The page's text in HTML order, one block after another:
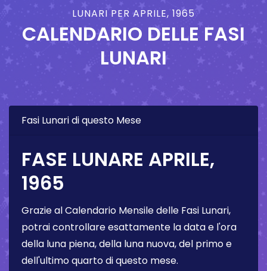
LUNARI PER APRILE, 1965
CALENDARIO DELLE FASI
LUNARI
Fasi Lunari di questo Mese
FASE LUNARE APRILE,
1965
Grazie al Calendario Mensile delle Fasi Lunari,
potrai controllare esattamente la data e l'ora
della luna piena, della luna nuova, del primo e
dell'ultimo quarto di questo mese.